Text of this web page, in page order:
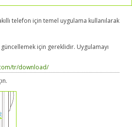
akıllı telefon için temel uygulama kullanılarak
güncellemek için gereklidir. Uygulamayı
tr/download/